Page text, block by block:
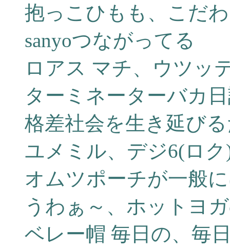
抱っこひもも、こだ
sanyoつながってる
ロアス マチ、ウツッ
ターミネーターバカ
格差社会を生き延び
ユメミル、デジ6(ロ
オムツポーチが一般
うわぁ～、ホットヨ
ベレー帽 毎日の、毎